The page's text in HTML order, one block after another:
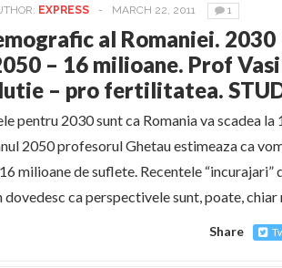
EXPRESS - MARCH 22, 2011 1
al Romaniei. 2030
– 16 milioane. Prof
– pro fertilitatea.
pentru 2030 sunt ca Romania va scadea la
2050 profesorul Ghetau estimeaza ca
milioane de suflete. Recentele “incurajari”
ca perspectivele sunt, poate, chiar
Share